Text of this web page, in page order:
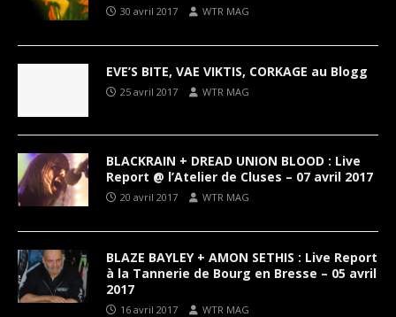
30 avril 2017 WTR MAG
EVE’S BITE, VAE VIKTIS, CORKAGE au Blogg
25 avril 2017 WTR MAG
BLACKRAIN + DREAD UNION BLOOD : Live
Report @ l’Atelier de Cluses – 07 avril 2017
20 avril 2017 WTR MAG
BLAZE BAYLEY + AMON SETHIS : Live Report
à la Tannerie de Bourg en Bresse – 05 avril
2017
16 avril 2017 WTR MAG